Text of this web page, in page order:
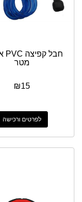
מטר
₪15
לפרטים ורכישה